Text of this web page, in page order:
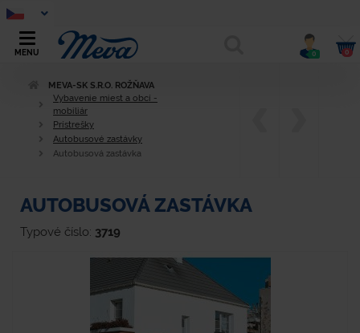
MENU 0 0
MEVA-SK S.R.O. ROŽŇAVA
Vybavenie miest a obcí -
mobiliár
Prístrešky
Autobusové zastávky
Autobusová zastávka
AUTOBUSOVÁ ZASTÁVKA
Typové číslo: 3719